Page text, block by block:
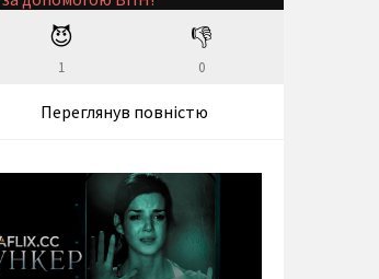
😈
1
👎
0
Переглянув повністю